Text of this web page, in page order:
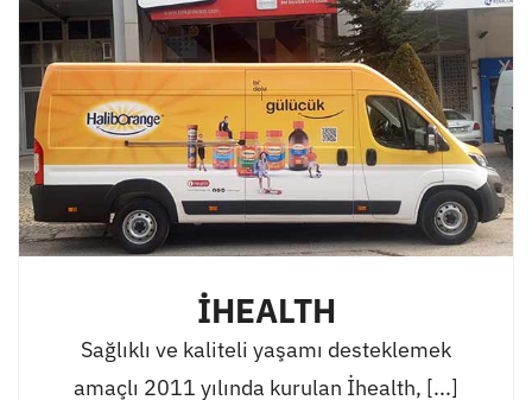
İHEALTH
Sağlıklı ve kaliteli yaşamı desteklemek
amaçlı 2011 yılında kurulan İhealth, [...]